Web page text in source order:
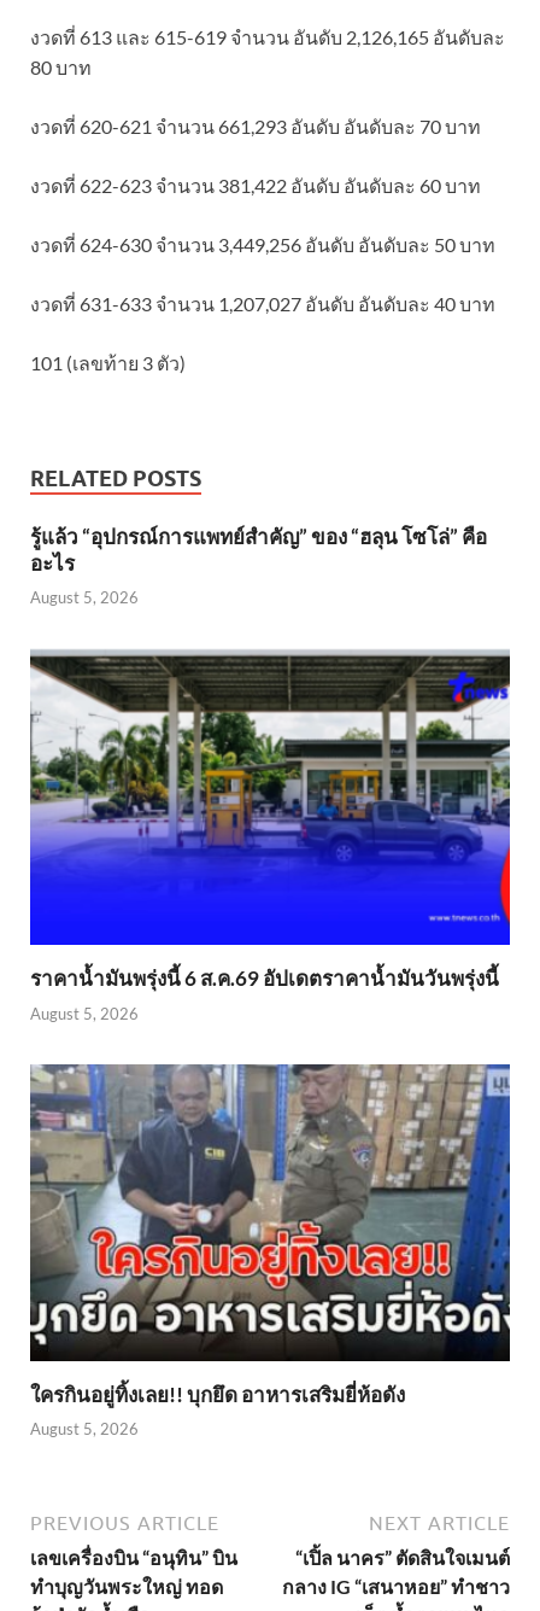
งวดที่ 613 และ 615-619 จำนวน อันดับ 2,126,165 อันดับละ
80 บาท
งวดที่ 620-621 จำนวน 661,293 อันดับ อันดับละ 70 บาท
งวดที่ 622-623 จำนวน 381,422 อันดับ อันดับละ 60 บาท
งวดที่ 624-630 จำนวน 3,449,256 อันดับ อันดับละ 50 บาท
งวดที่ 631-633 จำนวน 1,207,027 อันดับ อันดับละ 40 บาท
101 (เลขท้าย 3 ตัว)
RELATED POSTS
รู้แล้ว “อุปกรณ์การแพทย์สำคัญ” ของ “ฮลุน โซโล่” คือ
อะไร
August 5, 2026
ราคาน้ำมันพรุ่งนี้ 6 ส.ค.69 อัปเดตราคาน้ำมันวันพรุ่งนี้
August 5, 2026
ใครกินอยู่ทิ้งเลย!! บุกยึด อาหารเสริมยี่ห้อดัง
August 5, 2026
PREVIOUS ARTICLE
เลขเครื่องบิน “อนุทิน” บิน
ทำบุญวันพระใหญ่ ทอด
NEXT ARTICLE
“เปิ้ล นาคร” ตัดสินใจเมนต์
กลาง IG “เสนาหอย” ทำชาว